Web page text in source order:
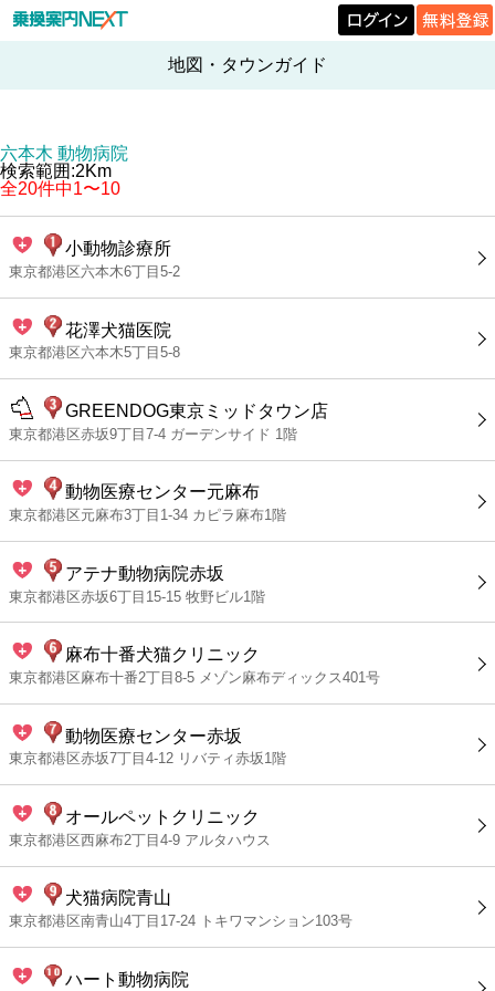
地図・タウンガイド
六本木 動物病院
検索範囲:2Km
全20件中1〜10
小動物診療所
東京都港区六本木6丁目5-2
花澤犬猫医院
東京都港区六本木5丁目5-8
GREENDOG東京ミッドタウン店
東京都港区赤坂9丁目7-4 ガーデンサイド 1階
動物医療センター元麻布
東京都港区元麻布3丁目1-34 カピラ麻布1階
アテナ動物病院赤坂
東京都港区赤坂6丁目15-15 牧野ビル1階
麻布十番犬猫クリニック
東京都港区麻布十番2丁目8-5 メゾン麻布ディックス401号
動物医療センター赤坂
東京都港区赤坂7丁目4-12 リバティ赤坂1階
オールペットクリニック
東京都港区西麻布2丁目4-9 アルタハウス
犬猫病院青山
東京都港区南青山4丁目17-24 トキワマンション103号
ハート動物病院